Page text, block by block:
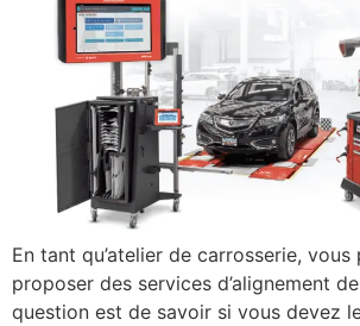
En tant qu’atelier de carrosserie,
proposer des services d’alignement
question est de savoir si vous devez